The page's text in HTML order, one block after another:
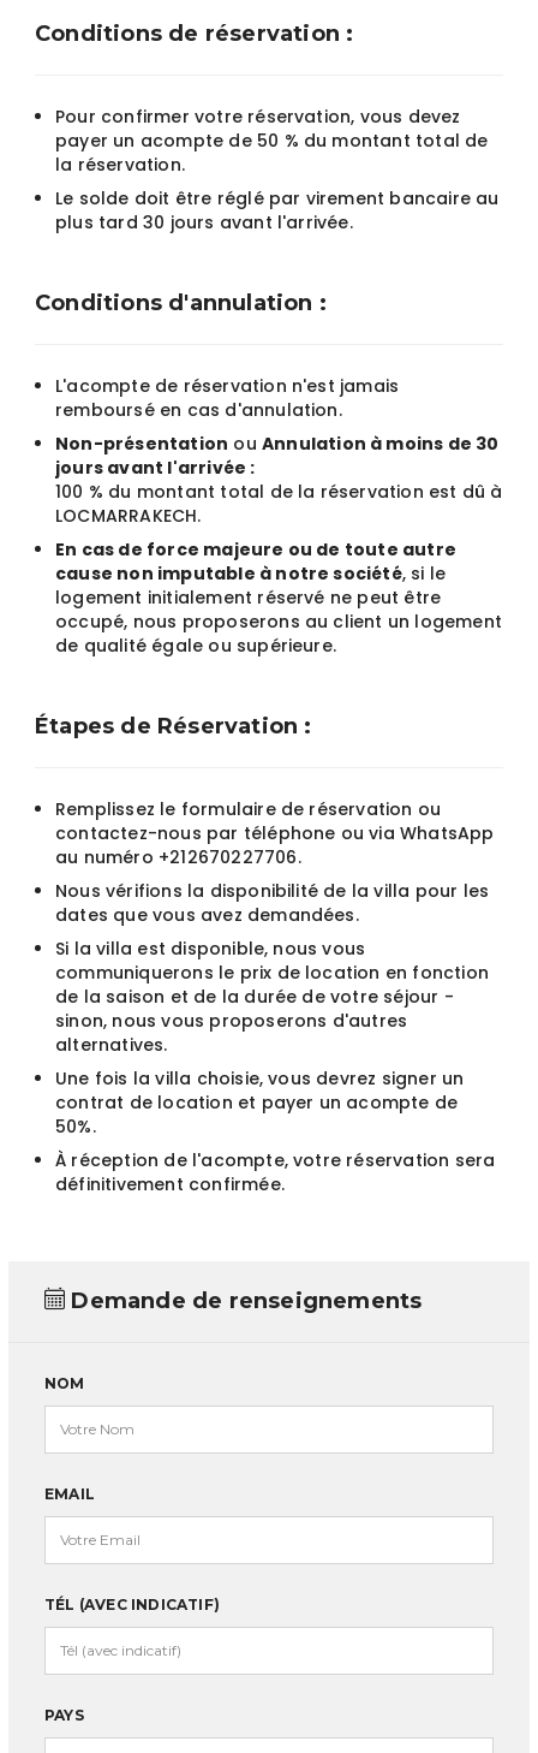
Conditions de réservation :
Pour confirmer votre réservation, vous devez
payer un acompte de 50 % du montant total de
la réservation.
Le solde doit être réglé par virement bancaire au
plus tard 30 jours avant l'arrivée.
Conditions d'annulation :
L'acompte de réservation n'est jamais
remboursé en cas d'annulation.
Non-présentation ou Annulation à moins de 30
jours avant l'arrivée :
100 % du montant total de la réservation est dû à
LOCMARRAKECH.
En cas de force majeure ou de toute autre
cause non imputable à notre société, si le
logement initialement réservé ne peut être
occupé, nous proposerons au client un logement
de qualité égale ou supérieure.
Étapes de Réservation :
Remplissez le formulaire de réservation ou
contactez-nous par téléphone ou via WhatsApp
au numéro +212670227706.
Nous vérifions la disponibilité de la villa pour les
dates que vous avez demandées.
Si la villa est disponible, nous vous
communiquerons le prix de location en fonction
de la saison et de la durée de votre séjour -
sinon, nous vous proposerons d'autres
alternatives.
Une fois la villa choisie, vous devrez signer un
contrat de location et payer un acompte de
50%.
À réception de l'acompte, votre réservation sera
définitivement confirmée.
Demande de renseignements
NOM
EMAIL
TÉL (AVEC INDICATIF)
PAYS